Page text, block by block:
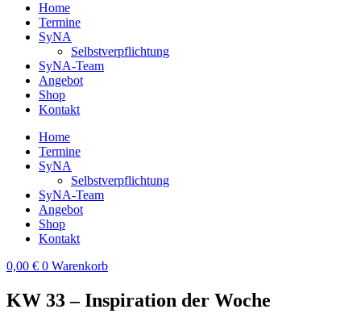
Home
Termine
SyNA
Selbstverpflichtung
SyNA-Team
Angebot
Shop
Kontakt
Home
Termine
SyNA
Selbstverpflichtung
SyNA-Team
Angebot
Shop
Kontakt
0,00 € 0 Warenkorb
KW 33 – Inspiration der Woche